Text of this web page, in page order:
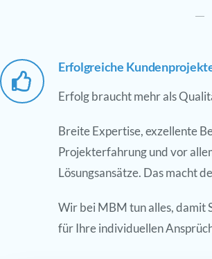
Erfolgreiche
Erfolg braucht mehr als
Breite Expertise, exzellente
Projekterfahrung und vor
Lösungsansätze. Das macht
Wir bei MBM tun alles, damit
für Ihre individuellen